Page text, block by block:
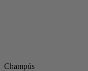
Champús